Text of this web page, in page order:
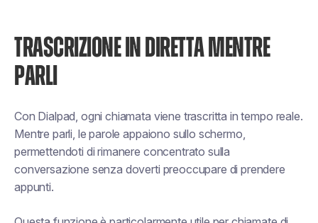
TRASCRIZIONE IN DIRETTA MENTRE
PARLI
Con Dialpad, ogni chiamata viene trascritta in tempo reale.
Mentre parli, le parole appaiono sullo schermo,
permettendoti di rimanere concentrato sulla
conversazione senza doverti preoccupare di prendere
appunti.